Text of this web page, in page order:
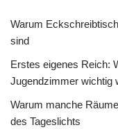
Warum
sind
Erstes eigenes Reich:
Jugendzimmer wichtig
Warum manche
des Tageslichts